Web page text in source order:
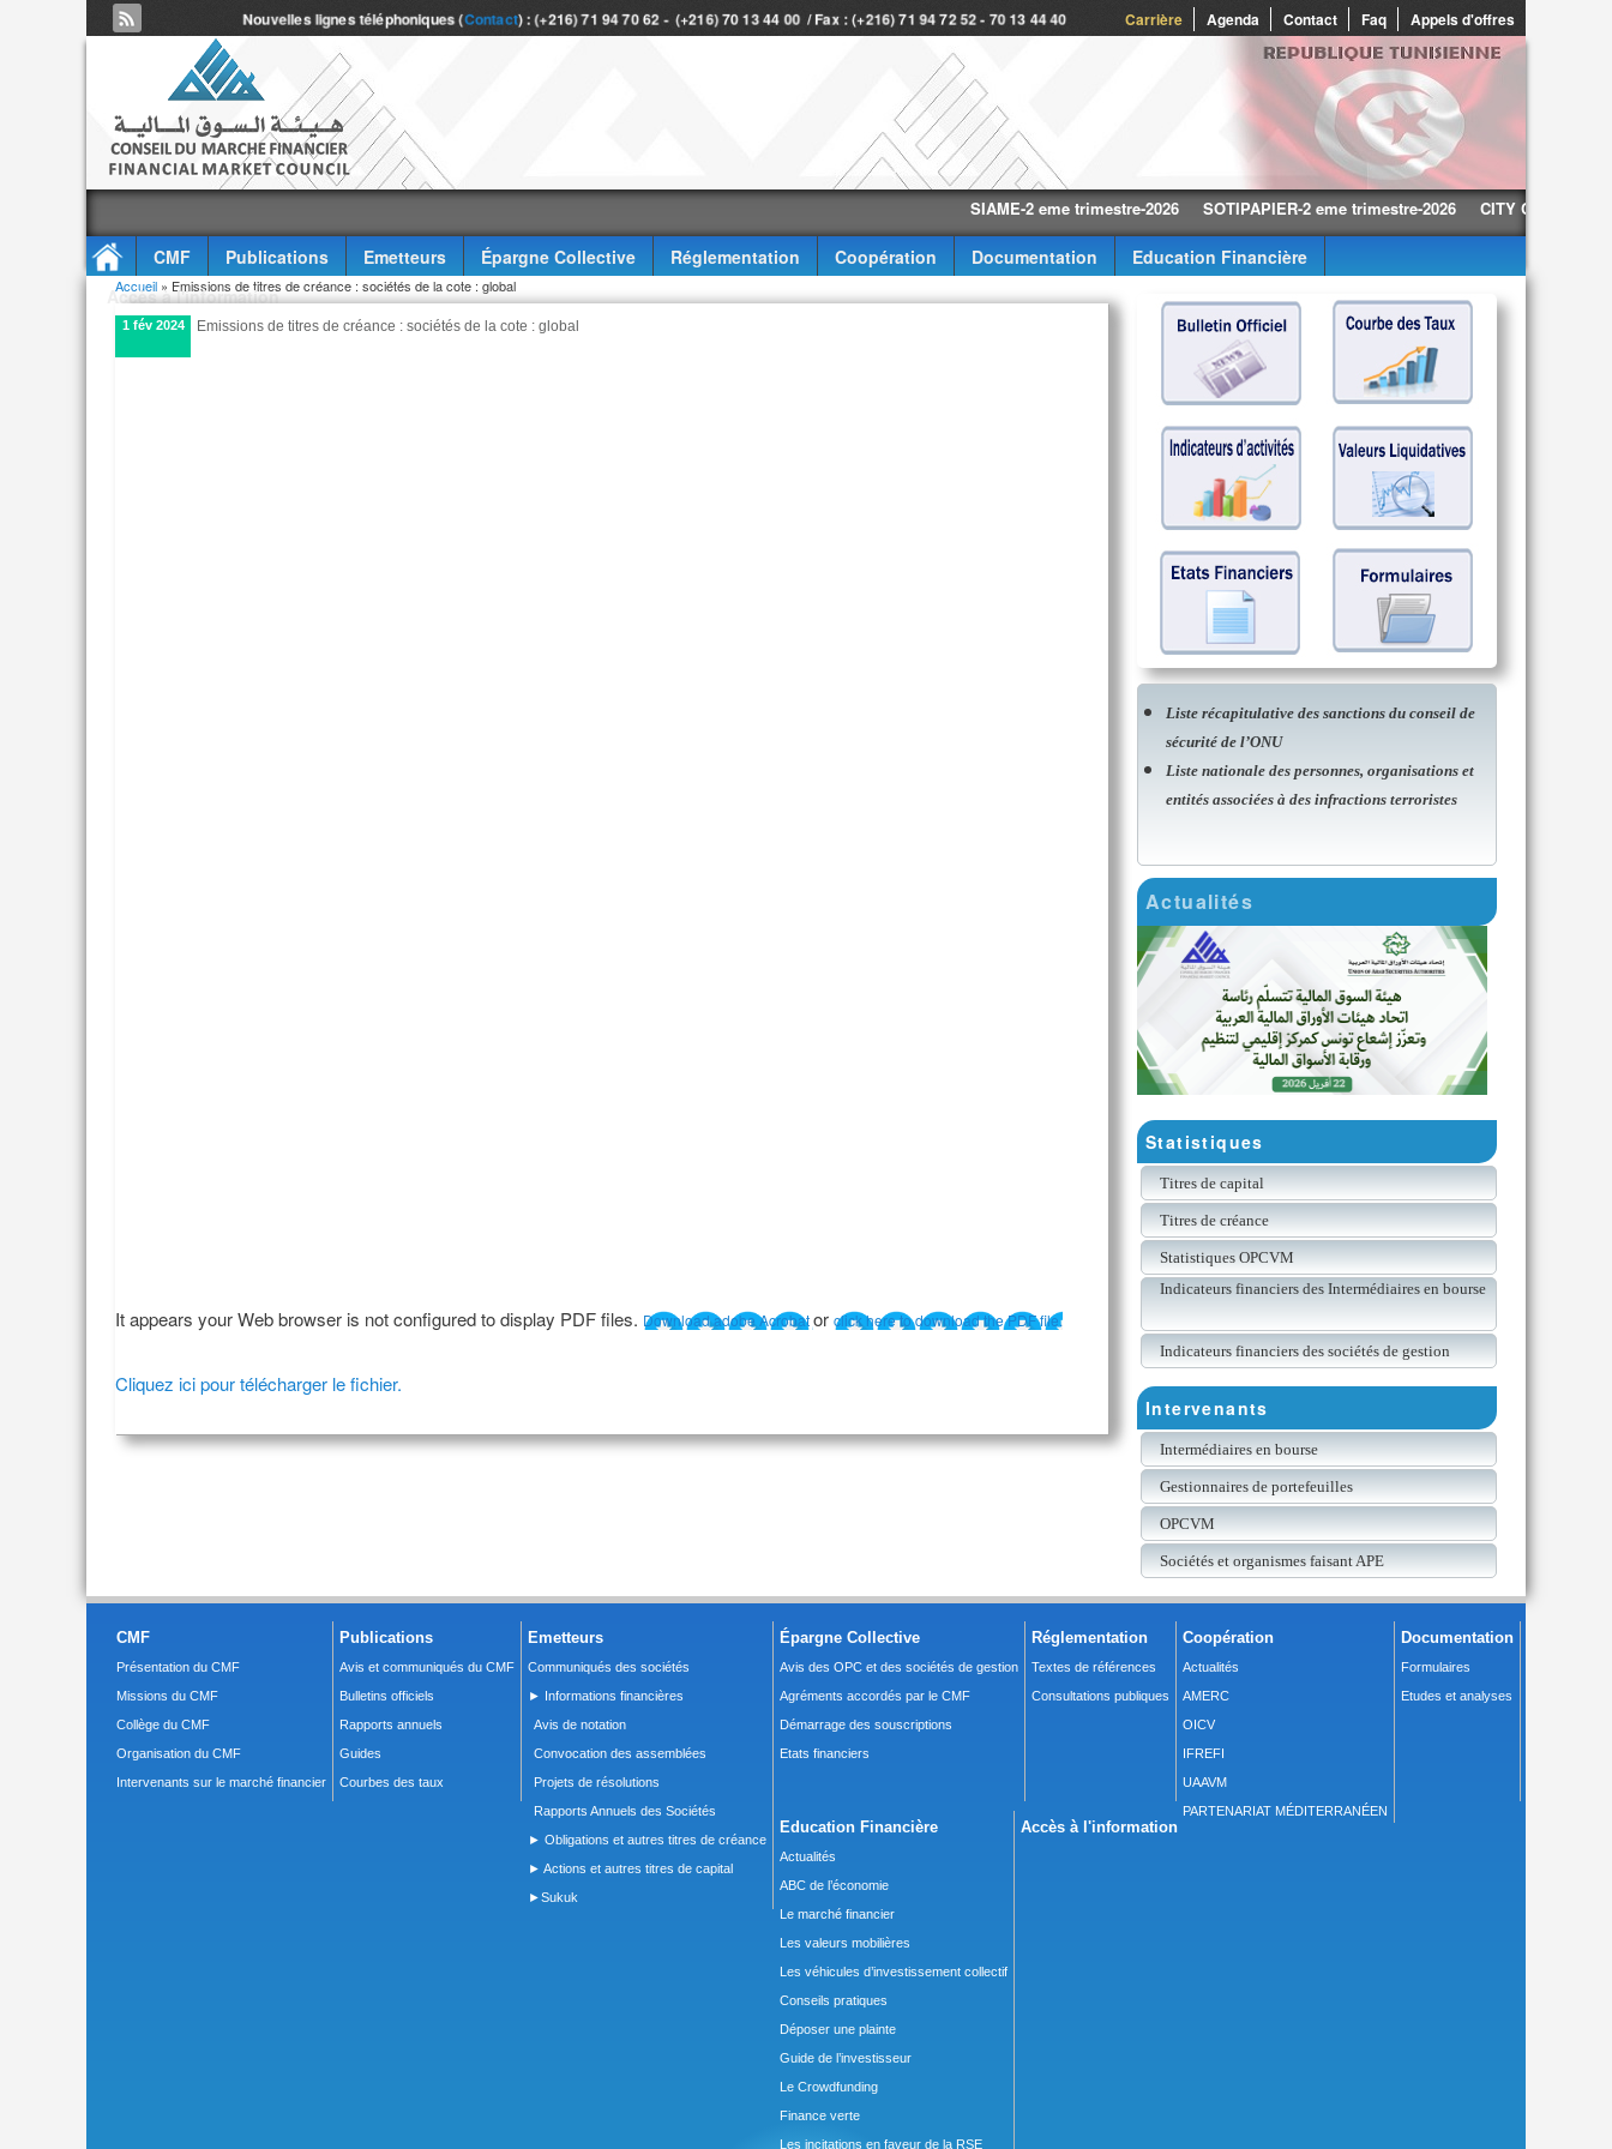
Carrière Agenda Contact Faq Appels d'offres
Nouvelles lignes téléphoniques (Contact) : (+216) 71 94 70 62 - (+216) 70 13 44 00 / Fax : (+216) 71 94 72 52 - 70 13 44 40
SIAME-2 eme trimestre-2026 SOTIPAPIER-2 eme trimestre-2026 CITY CARS-2 eme
CMF Publications Emetteurs Épargne Collective Réglementation Coopération Documentation
Education Financière
Accès à l'information
Vous êtes ici
Accueil » Emissions de titres de créance : sociétés de la cote : global
1 fév 2024 Emissions de titres de créance : sociétés de la cote : global
It appears your Web browser is not configured to display PDF files. Download adobe Acrobator click here to download the PDF file.
Cliquez ici pour télécharger le fichier.
Liste récapitulative des sanctions du conseil de
sécurité de l’ONU
Liste nationale des personnes, organisations et
entités associées à des infractions terroristes
Actualités
Statistiques
Titres de capital
Titres de créance
Statistiques OPCVM
Indicateurs financiers des Intermédiaires en bourse
Indicateurs financiers des sociétés de gestion
Intervenants
Intermédiaires en bourse
Gestionnaires de portefeuilles
OPCVM
Sociétés et organismes faisant APE
CMF
Présentation du CMF
Missions du CMF
Collège du CMF
Organisation du CMF
Intervenants sur le marché financier
Publications
Avis et communiqués du CMF
Bulletins officiels
Rapports annuels
Guides
Courbes des taux
Emetteurs
Communiqués des sociétés
► Informations financières
Avis de notation
Convocation des assemblées
Projets de résolutions
Rapports Annuels des Sociétés
► Obligations et autres titres de créance
► Actions et autres titres de capital
►Sukuk
Épargne Collective
Avis des OPC et des sociétés de gestion
Agréments accordés par le CMF
Démarrage des souscriptions
Etats financiers
Réglementation
Textes de références
Consultations publiques
Coopération
Actualités
AMERC
OICV
IFREFI
UAAVM
PARTENARIAT MÉDITERRANÉEN
Documentation
Formulaires
Etudes et analyses
Education Financière
Actualités
ABC de l’économie
Le marché financier
Les valeurs mobilières
Les véhicules d’investissement collectif
Conseils pratiques
Déposer une plainte
Guide de l’investisseur
Le Crowdfunding
Finance verte
Les incitations en faveur de la RSE
Accès à l'information